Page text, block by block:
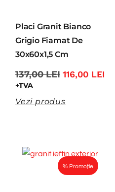
Placi Granit Bianco
Grigio Fiamat De
30x60x1,5 Cm
137,00LEI 116,00 LEI
+TVA
Vezi produs
% Promoție